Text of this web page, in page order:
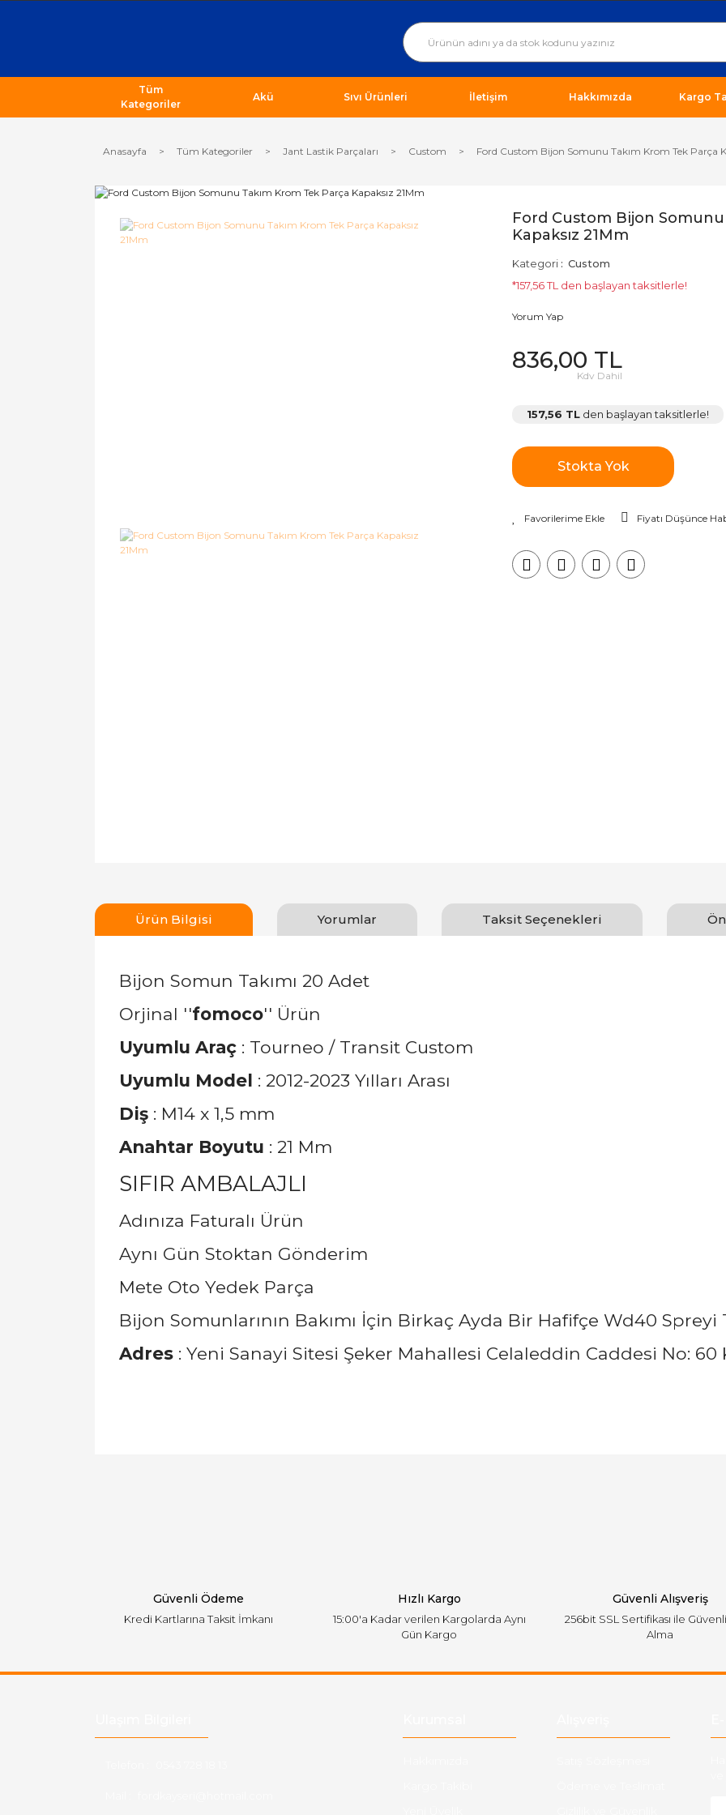
Tüm
Kategoriler
Akü Sıvı Ürünleri İletişim Hakkımızda Kargo
Anasayfa Tüm Kategoriler Jant Lastik Parçaları Custom Ford Custom Bijon Somunu Takım Krom Tek Parça
Ford Custom Bijon Somunu
Kapaksız 21Mm
Kategori
Custom
*157,56 TL den başlayan taksitlerle!
Yorum Yap
836,00 TL
Kdv Dahil
157,56 TL den başlayan taksitlerle!
Stokta Yok
Fiyatı Düşünce
Ürün Bilgisi Yorumlar Taksit Seçenekleri
Bijon Somun Takımı 20 Adet
Orjinal ''fomoco'' Ürün
Uyumlu Araç : Tourneo / Transit Custom
Uyumlu Model : 2012-2023 Yılları Arası
Diş : M14 x 1,5 mm
Anahtar Boyutu : 21 Mm
SIFIR AMBALAJLI
Adınıza Faturalı Ürün
Aynı Gün Stoktan Gönderim
Mete Oto Yedek Parça
Bijon Somunlarının Bakımı İçin Birkaç Ayda Bir Hafifçe Wd40 Spreyi
Adres : Yeni Sanayi Sitesi Şeker Mahallesi Celaleddin Caddesi No: 60
Güvenli Ödeme
Kredi Kartlarına Taksit İmkanı
Hızlı Kargo
15:00'a Kadar verilen Kargolarda Aynı
Gün Kargo
Güvenli Alışveriş
256bit SSL Sertifikası ile
Alma